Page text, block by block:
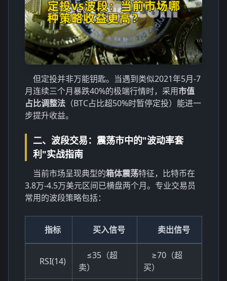
但定投并非万能钥匙。当遇到类似2021年5月-7
月连续三个月暴跌40%的极端行情时，采用市值
占比调整法 （BTC占比超50%时暂停定投）能进一
步提升收益。
二、波段交易：震荡市中的"波动率套
利"实战指南
当前市场呈现典型的箱体震荡特征，比特币在
3.8万-4.5万美元区间已横盘两个月。专业交易员
常用的波段策略包括：
指标 买入信号 卖出信号
RSI(14)
≤35（超
卖）
≥70（超
买）